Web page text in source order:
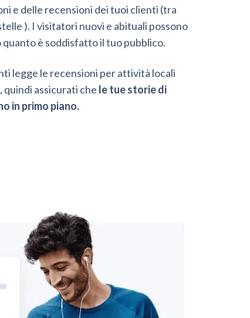
e delle recensioni dei tuoi clienti (tra
). I visitatori nuovi e abituali possono
è soddisfatto il tuo pubblico.
legge le recensioni per attività locali
quindi assicurati che le tue storie di
in primo piano.